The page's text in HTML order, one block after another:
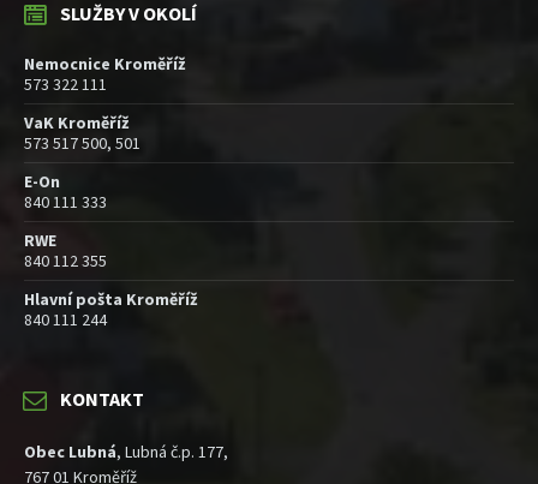
SLUŽBY V OKOLÍ
Nemocnice Kroměříž
573 322 111
VaK Kroměříž
573 517 500, 501
E-On
840 111 333
RWE
840 112 355
Hlavní pošta Kroměříž
840 111 244
KONTAKT
Obec Lubná, Lubná č.p. 177,
767 01 Kroměříž